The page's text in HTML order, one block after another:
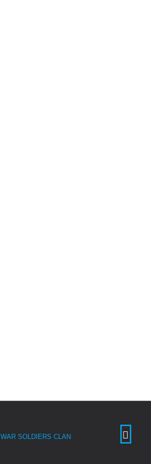
WAR SOLDIERS CLAN